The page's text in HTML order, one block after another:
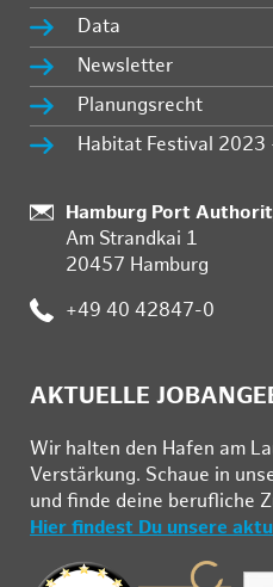
Data
Newsletter
Planungsrecht
Habitat Festival
Standort:
Hamburg Port
Am Strandkai 1
20457 Hamburg
Telefon:
+49 40 42847-0
AKTUELLE
Wir hal­ten den Ha­fen am
Ver­stär­kung. Schau­e in
und fin­de deine be­ruf­li­che
Hier findest Du unsere